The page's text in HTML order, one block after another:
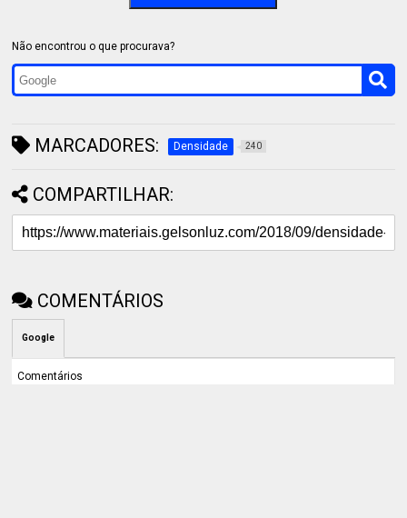
Não encontrou o que procurava?
MARCADORES: Densidade 240
COMPARTILHAR:
COMENTÁRIOS
Google
Comentários